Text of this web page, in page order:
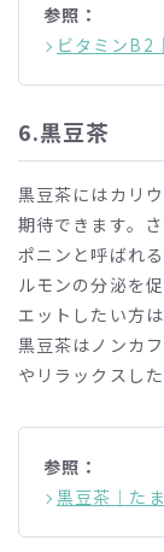
参照：
ビタミンB2
6.黒豆茶
黒豆茶にはカリ
期待できます。
ポニンと呼ばれ
ルモンの分泌を
エットしたい方
黒豆茶はノンカ
やリラックスし
参照：
黒豆茶｜た